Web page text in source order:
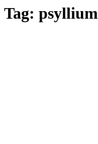
Tag: psyllium